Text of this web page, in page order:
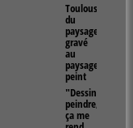
Toulouse,
du
paysage
gravé
au
paysage
peint
"Dessiner,
peindre,
ça me